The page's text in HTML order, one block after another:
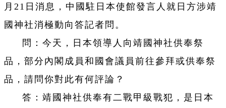
月21日消息，中國駐日本使館發言人就日方涉靖
國神社消極動向答記者問。
問：今天，日本領導人向靖國神社供奉祭
品，部分內閣成員和國會議員前往參拜或供奉祭
品，請問你對此有何評論？
答：靖國神社供奉有二戰甲級戰犯，是日本